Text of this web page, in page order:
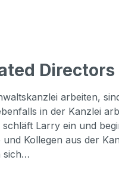
arbeiten,
in der Kanzlei
Larry ein und
Kollegen aus der
sich…